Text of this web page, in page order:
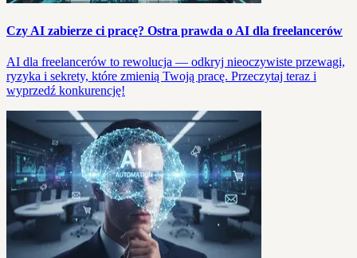
Czy AI zabierze ci pracę? Ostra prawda o AI dla freelancerów
AI dla freelancerów to rewolucja — odkryj nieoczywiste przewagi,
ryzyka i sekrety, które zmienią Twoją pracę. Przeczytaj teraz i
wyprzedź konkurencję!